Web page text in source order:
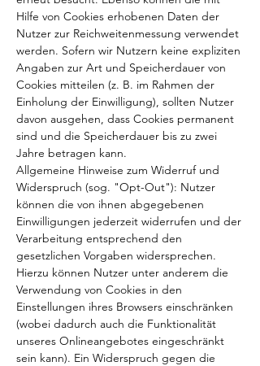
Hilfe von Cookies erhobenen Daten der
Nutzer zur Reichweitenmessung verwendet
werden. Sofern wir Nutzern keine expliziten
Angaben zur Art und Speicherdauer von
Cookies mitteilen (z. B. im Rahmen der
Einholung der Einwilligung), sollten Nutzer
davon ausgehen, dass Cookies permanent
sind und die Speicherdauer bis zu zwei
Jahre betragen kann.
Allgemeine Hinweise zum Widerruf und
Widerspruch (sog. "Opt-Out"): Nutzer
können die von ihnen abgegebenen
Einwilligungen jederzeit widerrufen und der
Verarbeitung entsprechend den
gesetzlichen Vorgaben widersprechen.
Hierzu können Nutzer unter anderem die
Verwendung von Cookies in den
Einstellungen ihres Browsers einschränken
(wobei dadurch auch die Funktionalität
unseres Onlineangebotes eingeschränkt
sein kann). Ein Widerspruch gegen die